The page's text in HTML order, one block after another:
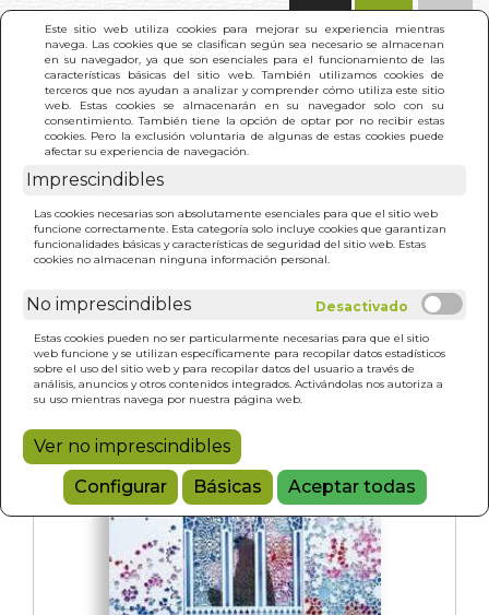
Este sitio web utiliza cookies para mejorar su experiencia mientras
navega. Las cookies que se clasifican según sea necesario se almacenan
en su navegador, ya que son esenciales para el funcionamiento de las
características básicas del sitio web. También utilizamos cookies de
terceros que nos ayudan a analizar y comprender cómo utiliza este sitio
web. Estas cookies se almacenarán en su navegador solo con su
consentimiento. También tiene la opción de optar por no recibir estas
cookies. Pero la exclusión voluntaria de algunas de estas cookies puede
afectar su experiencia de navegación.
Imprescindibles
Las cookies necesarias son absolutamente esenciales para que el sitio web
funcione correctamente. Esta categoría solo incluye cookies que garantizan
funcionalidades básicas y características de seguridad del sitio web. Estas
cookies no almacenan ninguna información personal.
No imprescindibles
Estas cookies pueden no ser particularmente necesarias para que el sitio
web funcione y se utilizan específicamente para recopilar datos estadísticos
sobre el uso del sitio web y para recopilar datos del usuario a través de
análisis, anuncios y otros contenidos integrados. Activándolas nos autoriza a
su uso mientras navega por nuestra página web.
Ver no imprescindibles
Configurar
Básicas Aceptar todas
INICIO > PROFETA. EL